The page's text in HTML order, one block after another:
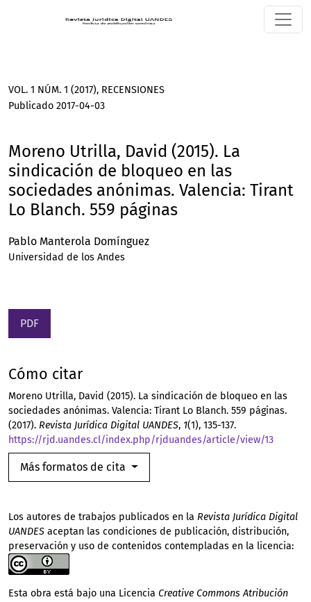
Moreno Utrilla, David (2015). La sindicación de bloqueo
VOL. 1 NÚM. 1 (2017), RECENSIONES
Moreno Utrilla, David (2015). La
sindicación de bloqueo en las
sociedades anónimas. Valencia: Tirant
Lo Blanch. 559 páginas
Publicado 2017-04-03
Pablo Manterola Domínguez
Universidad de los Andes
PDF
Cómo citar
Moreno Utrilla, David (2015). La sindicación de bloqueo en las
sociedades anónimas. Valencia: Tirant Lo Blanch. 559 páginas.
(2017). Revista Jurídica Digital UANDES, 1(1), 135-137.
https://rjd.uandes.cl/index.php/rjduandes/article/view/13
Más formatos de cita
Los autores de trabajos publicados en la Revista Jurídica Digital
UANDES aceptan las condiciones de publicación, distribución,
preservación y uso de contenidos contempladas en la licencia:
Esta obra está bajo una Licencia Creative Commons Atribución